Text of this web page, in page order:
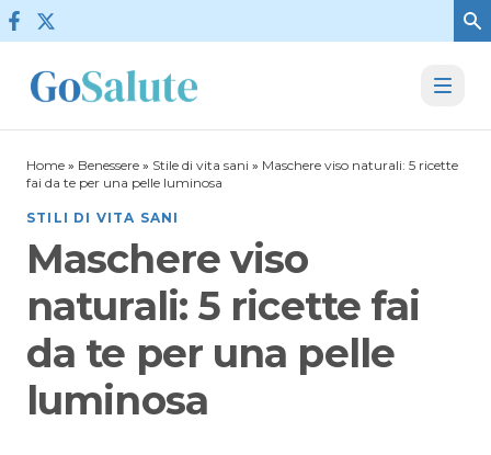
Vai al contenuto
Home » Benessere » Stile di vita sani » Maschere viso naturali: 5 ricette
fai da te per una pelle luminosa
STILI DI VITA SANI
Maschere viso
naturali: 5 ricette fai
da te per una pelle
luminosa